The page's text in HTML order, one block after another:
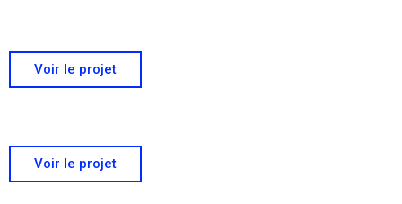
Voir le projet
Voir le projet